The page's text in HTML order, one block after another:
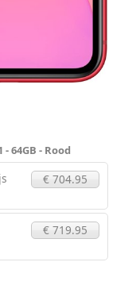
64GB - Rood
€ 704.95
€ 719.95